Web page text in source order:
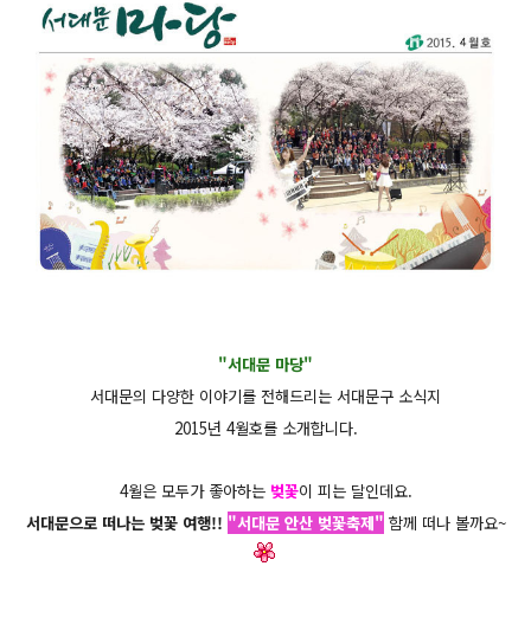
"서대문 마당"
서대문의 다양한 이야기를 전해드리는 서대문구 소식지
2015년 4월호를 소개합니다.
4월은 모두가 좋아하는 벚꽃이 피는 달인데요.
서대문으로 떠나는 벚꽃 여행!! "서대문 안산 벚꽃축제" 함께 떠나 볼까요~